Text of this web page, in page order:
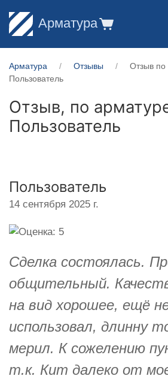
Арматура
Арматура Отзывы
Отзыв по
Пользователь
Отзыв, по
Пользователь
Пользователь
14 сентября 2025 г.
Сделка состоялась.
общительный.
на вид хорошее, ещё
использовал, длинну
мерил. К сожелению
т.к. Кит далеко от